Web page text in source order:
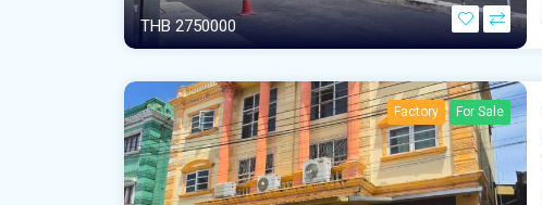
THB 2750000
Factory For Sale